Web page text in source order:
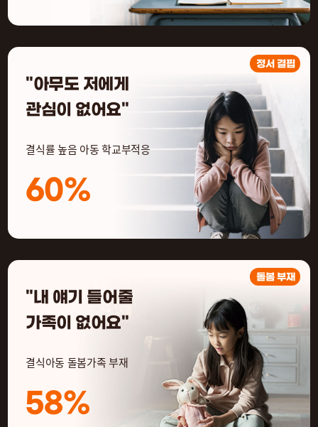
정서 결핍
"아무도 저에게
관심이 없어요"
결식률 높음 아동 학교부적응
60%
돌봄 부재
"내 얘기 들어줄
가족이 없어요"
결식아동 돌봄가족 부재
58%